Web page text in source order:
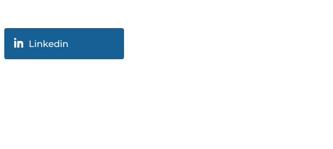
Linkedin